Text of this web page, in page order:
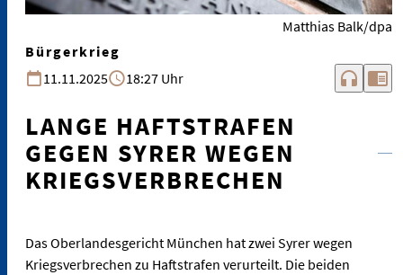
Matthias Balk/dpa
Bürgerkrieg
11.11.2025
18:27 Uhr headphones chrome_reader_mode
LANGE HAFTSTRAFEN
GEGEN SYRER WEGEN
KRIEGSVERBRECHEN
Das Oberlandesgericht München hat zwei Syrer wegen
Kriegsverbrechen zu Haftstrafen verurteilt. Die beiden